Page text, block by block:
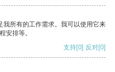
我所有的工作需求。我可以使用它来
安排等。
支持[0] 反对[0]